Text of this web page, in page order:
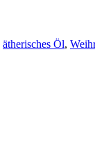
ätherisches Öl,